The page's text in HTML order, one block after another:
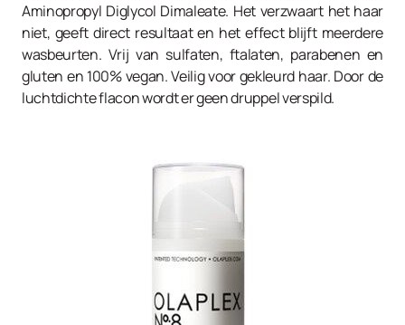
Aminopropyl Diglycol Dimaleate. Het verzwaart het haar
niet, geeft direct resultaat en het effect blijft meerdere
wasbeurten. Vrij van sulfaten, ftalaten, parabenen en
gluten en 100% vegan. Veilig voor gekleurd haar. Door de
luchtdichte flacon wordt er geen druppel verspild.